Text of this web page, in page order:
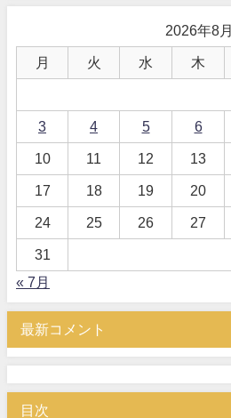
2026年8月
月 火 水 木
3 4 5 6
10 11 12 13
17 18 19 20
24 25 26 27
31
« 7月
最新コメント
目次